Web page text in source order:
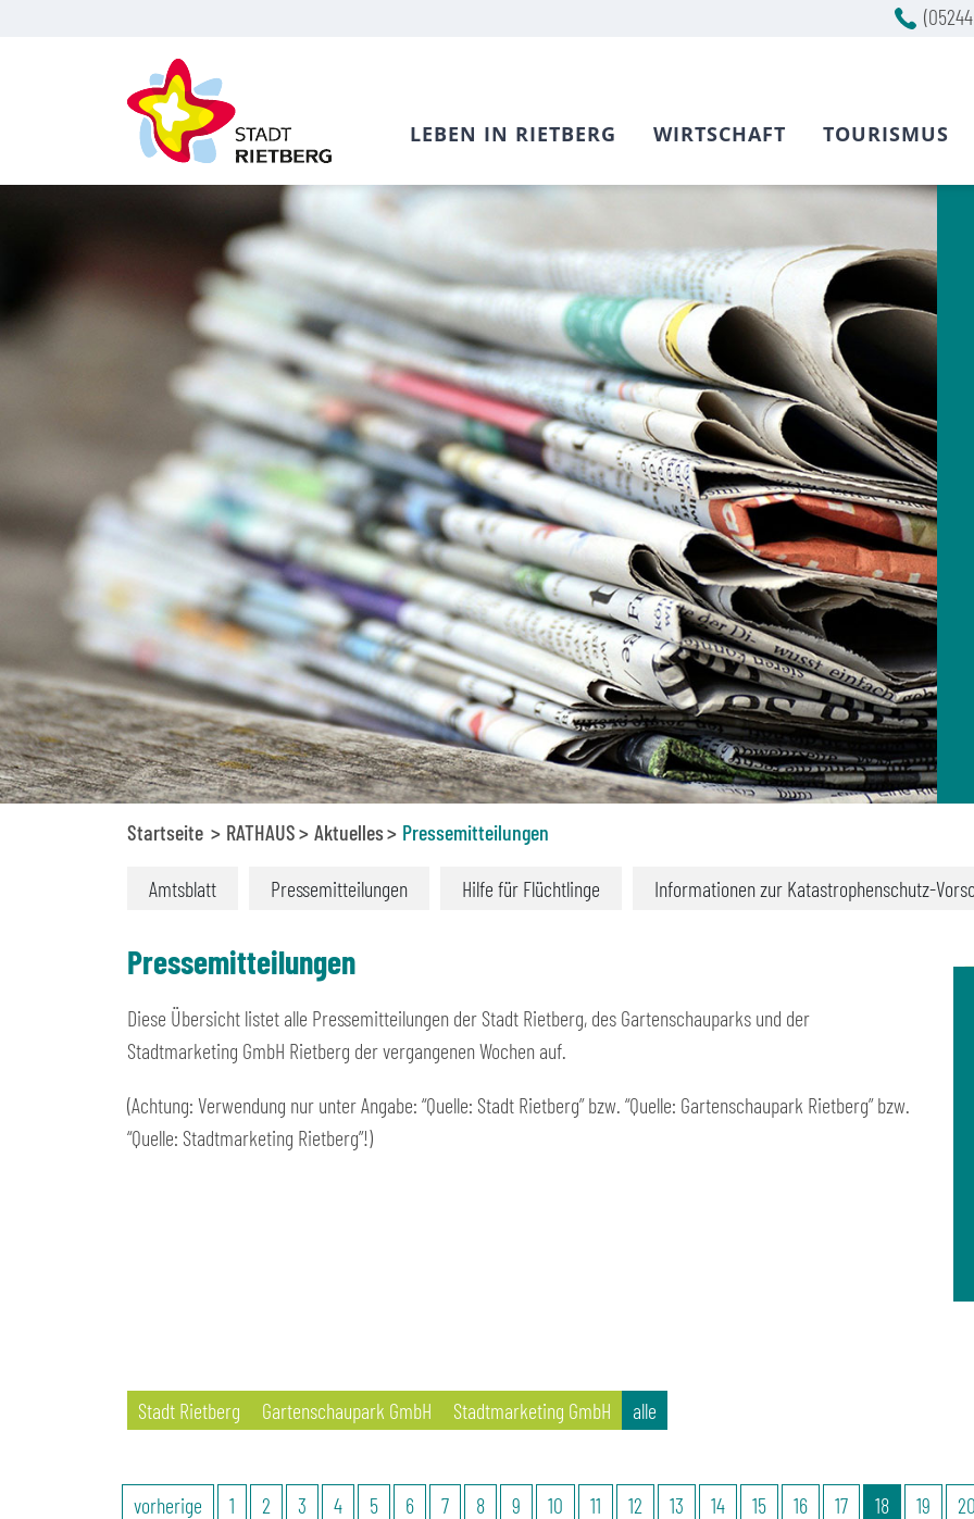
Startseite RATHAUS Aktuelles Pressemitteilungen
Amtsblatt Pressemitteilungen Hilfe für Flüchtlinge Informationen zur Katastrophenschutz-
Pressemitteilungen
Diese Übersicht listet alle Pressemitteilungen der Stadt Rietberg, des Gartenschauparks und der
Stadtmarketing GmbH Rietberg der vergangenen Wochen auf.
(Achtung: Verwendung nur unter Angabe: “Quelle: Stadt Rietberg” bzw. “Quelle: Gartenschaupark Rietberg” bzw.
“Quelle: Stadtmarketing Rietberg”!)
Stadt Rietberg Gartenschaupark GmbH Stadtmarketing GmbH alle
vorherige 1 2 3 4 5 6 7 8 9 10 11 12 13 14 15 16 17 18 19
LEBEN IN RIETBERG WIRTSCHAFT TOURISMUS